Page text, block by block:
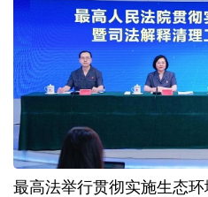
上半年机械工业规上企业
6.5%
“零关税”实施100天 见证中
高温下用电负荷创新高 解
最高法举行贯彻实施生态